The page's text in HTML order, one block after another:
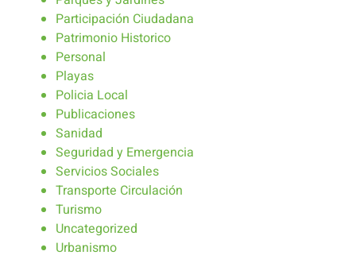
Participación Ciudadana
Patrimonio Historico
Personal
Playas
Policia Local
Publicaciones
Sanidad
Seguridad y Emergencia
Servicios Sociales
Transporte Circulación
Turismo
Uncategorized
Urbanismo